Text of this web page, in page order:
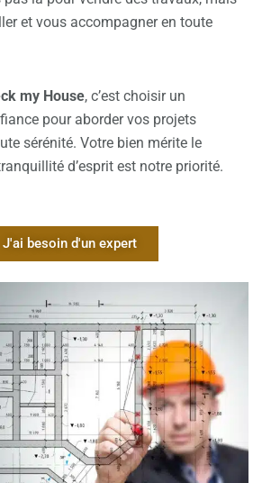
et vous accompagner en toute
my House, c’est choisir un
pour aborder vos projets
sérénité. Votre bien mérite le
d’esprit est notre priorité.
J'ai besoin d'un expert